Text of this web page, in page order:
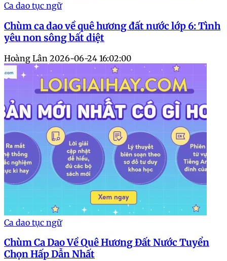
Ca dao tục ngữ
Chùm ca dao về quê hương đất nước lớp 6: Tình
yêu non sông bất diệt
Hoàng Lân 2026-06-24 16:02:00
Ca dao tục ngữ
Chùm Ca Dao Về Quê Hương Đất Nước Tuyển
Chọn Hấp Dẫn Nhất